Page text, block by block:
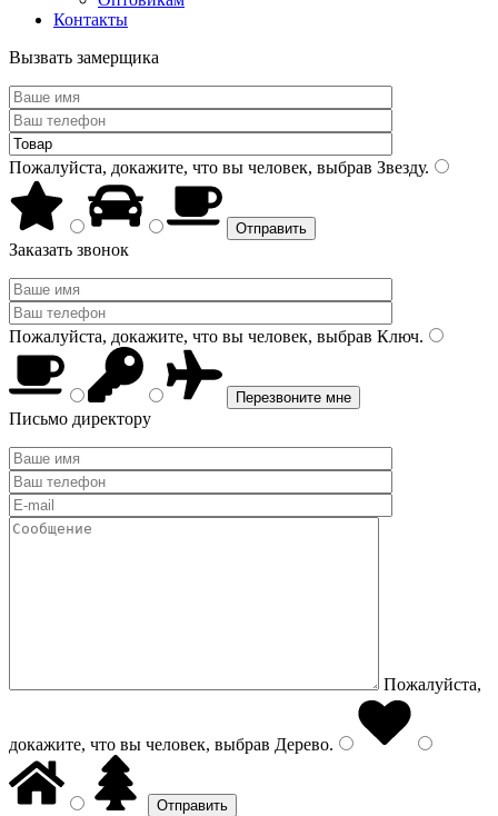
Контакты
Вызвать замерщика
Пожалуйста, докажите, что вы человек, выбрав Звезду.
Заказать звонок
Пожалуйста, докажите, что вы человек, выбрав Ключ.
Письмо директору
Пожалуйста,
докажите, что вы человек, выбрав Дерево.